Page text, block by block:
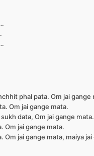
phal pata. Om jai gange
Om jai gange mata.
data, Om jai gange mata.
Om jai gange mata.
jai gange mata, maiya jai